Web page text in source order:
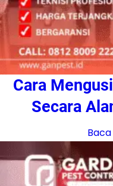
Cara
Secara